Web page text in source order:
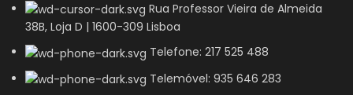
Rua Professor Vieira de Almeida
38B, Loja D | 1600-309 Lisboa
Telefone: 217 525 488
Telemóvel: 935 646 283